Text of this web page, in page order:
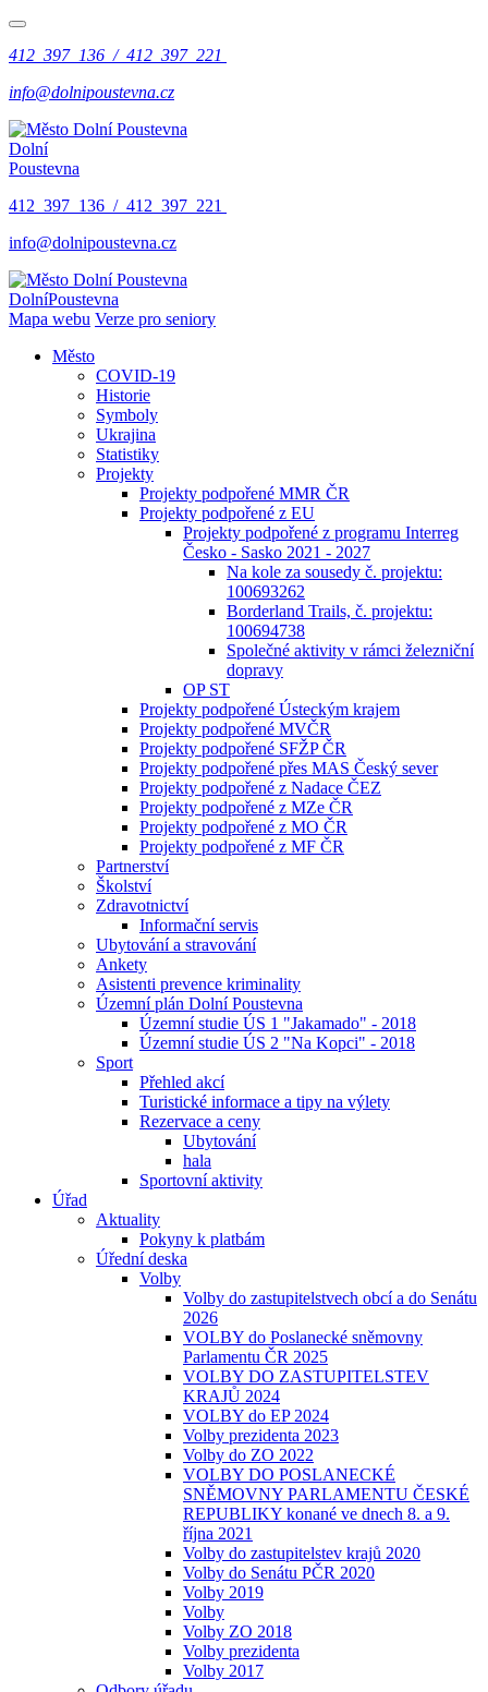
412 397 136 / 412 397 221
info@dolnipoustevna.cz
Dolní
Poustevna
412 397 136 / 412 397 221
info@dolnipoustevna.cz
DolníPoustevna
Mapa webu Verze pro seniory
Město
COVID-19
Historie
Symboly
Ukrajina
Statistiky
Projekty
Projekty podpořené MMR ČR
Projekty podpořené z EU
Projekty podpořené z programu Interreg
Česko - Sasko 2021 - 2027
Na kole za sousedy č. projektu:
100693262
Borderland Trails, č. projektu:
100694738
Společné aktivity v rámci železniční
dopravy
OP ST
Projekty podpořené Ústeckým krajem
Projekty podpořené MVČR
Projekty podpořené SFŽP ČR
Projekty podpořené přes MAS Český sever
Projekty podpořené z Nadace ČEZ
Projekty podpořené z MZe ČR
Projekty podpořené z MO ČR
Projekty podpořené z MF ČR
Partnerství
Školství
Zdravotnictví
Informační servis
Ubytování a stravování
Ankety
Asistenti prevence kriminality
Územní plán Dolní Poustevna
Územní studie ÚS 1 "Jakamado" - 2018
Územní studie ÚS 2 "Na Kopci" - 2018
Sport
Přehled akcí
Turistické informace a tipy na výlety
Rezervace a ceny
Ubytování
hala
Sportovní aktivity
Úřad
Aktuality
Pokyny k platbám
Úřední deska
Volby
Volby do zastupitelstvech obcí a do Senátu
2026
VOLBY do Poslanecké sněmovny
Parlamentu ČR 2025
VOLBY DO ZASTUPITELSTEV
KRAJŮ 2024
VOLBY do EP 2024
Volby prezidenta 2023
Volby do ZO 2022
VOLBY DO POSLANECKÉ
SNĚMOVNY PARLAMENTU ČESKÉ
REPUBLIKY konané ve dnech 8. a 9.
října 2021
Volby do zastupitelstev krajů 2020
Volby do Senátu PČR 2020
Volby 2019
Volby
Volby ZO 2018
Volby prezidenta
Volby 2017